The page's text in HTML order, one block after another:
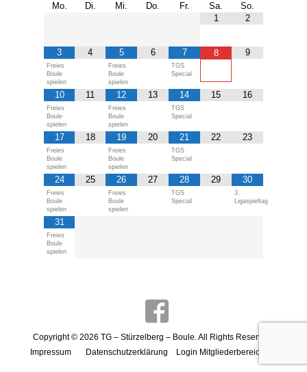
Mo.
Di. Mi. Do. Fr. Sa.
So.
1
2
3
Freies
Boule
spielen
4 5
Freies
Boule
spielen
6 7
TGS
Special
8 9
10
Freies
Boule
spielen
11 12
Freies
Boule
spielen
13 14
TGS
Special
15 16
17
Freies
Boule
spielen
18 19
Freies
Boule
spielen
20 21
TGS
Special
22 23
24
Freies
Boule
spielen
25 26
Freies
Boule
spielen
27 28
TGS
Special
29 30
3.
Ligaspieltag
31
Freies
Boule
spielen
Copyright © 2026 TG – Stürzelberg – Boule. All Rights Reserved.
Impressum
Datenschutzerklärung Login Mitgliederbereich